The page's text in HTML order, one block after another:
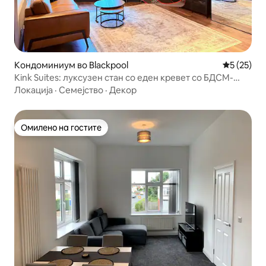
Кондоминиум во Blackpool Просечна
5 (25)
Kink Suites: луксузен стан со еден кревет со БДСМ-
тематика
Локација · Семејство · Декор
Омилено на гостите
Омилено на гостите